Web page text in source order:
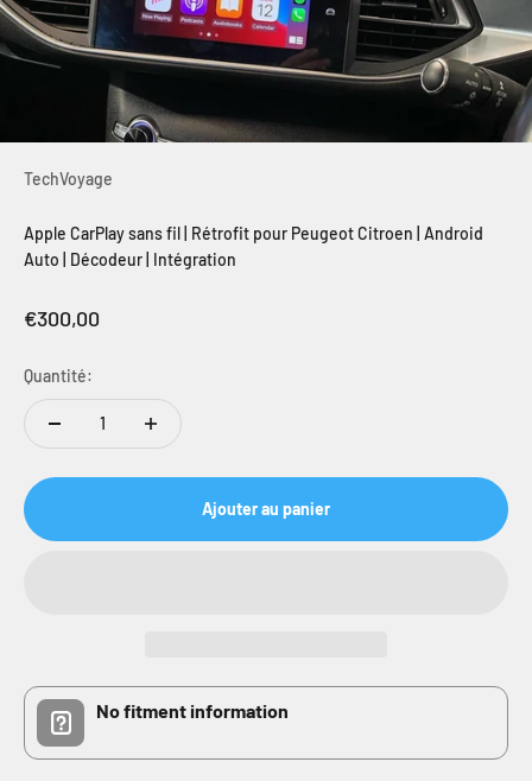
TechVoyage
Apple CarPlay sans fil | Rétrofit pour Peugeot Citroen | Android
Auto | Décodeur | Intégration
Prix de vente
€300,00
Quantité:
Ajouter au panier
No fitment information